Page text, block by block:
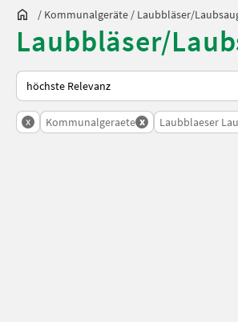
/ Kommunalgeräte / Laubbläser/
Laubbläser/
So wird auf Landwirt.com sortiert
x Kommunalgeraete x Laubblaeser